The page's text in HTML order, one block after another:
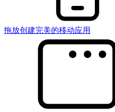
拖放创建完美的移动应用